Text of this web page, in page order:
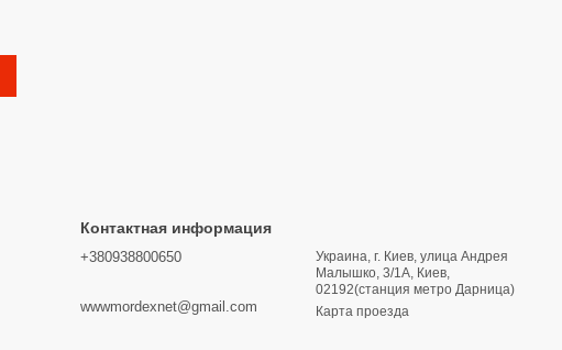
Контактная информация
+380938800650
wwwmordexnet@gmail.com
Украина, г. Киев, улица Андрея
Малышко, 3/1А, Киев,
02192(станция метро Дарница)
Карта проезда